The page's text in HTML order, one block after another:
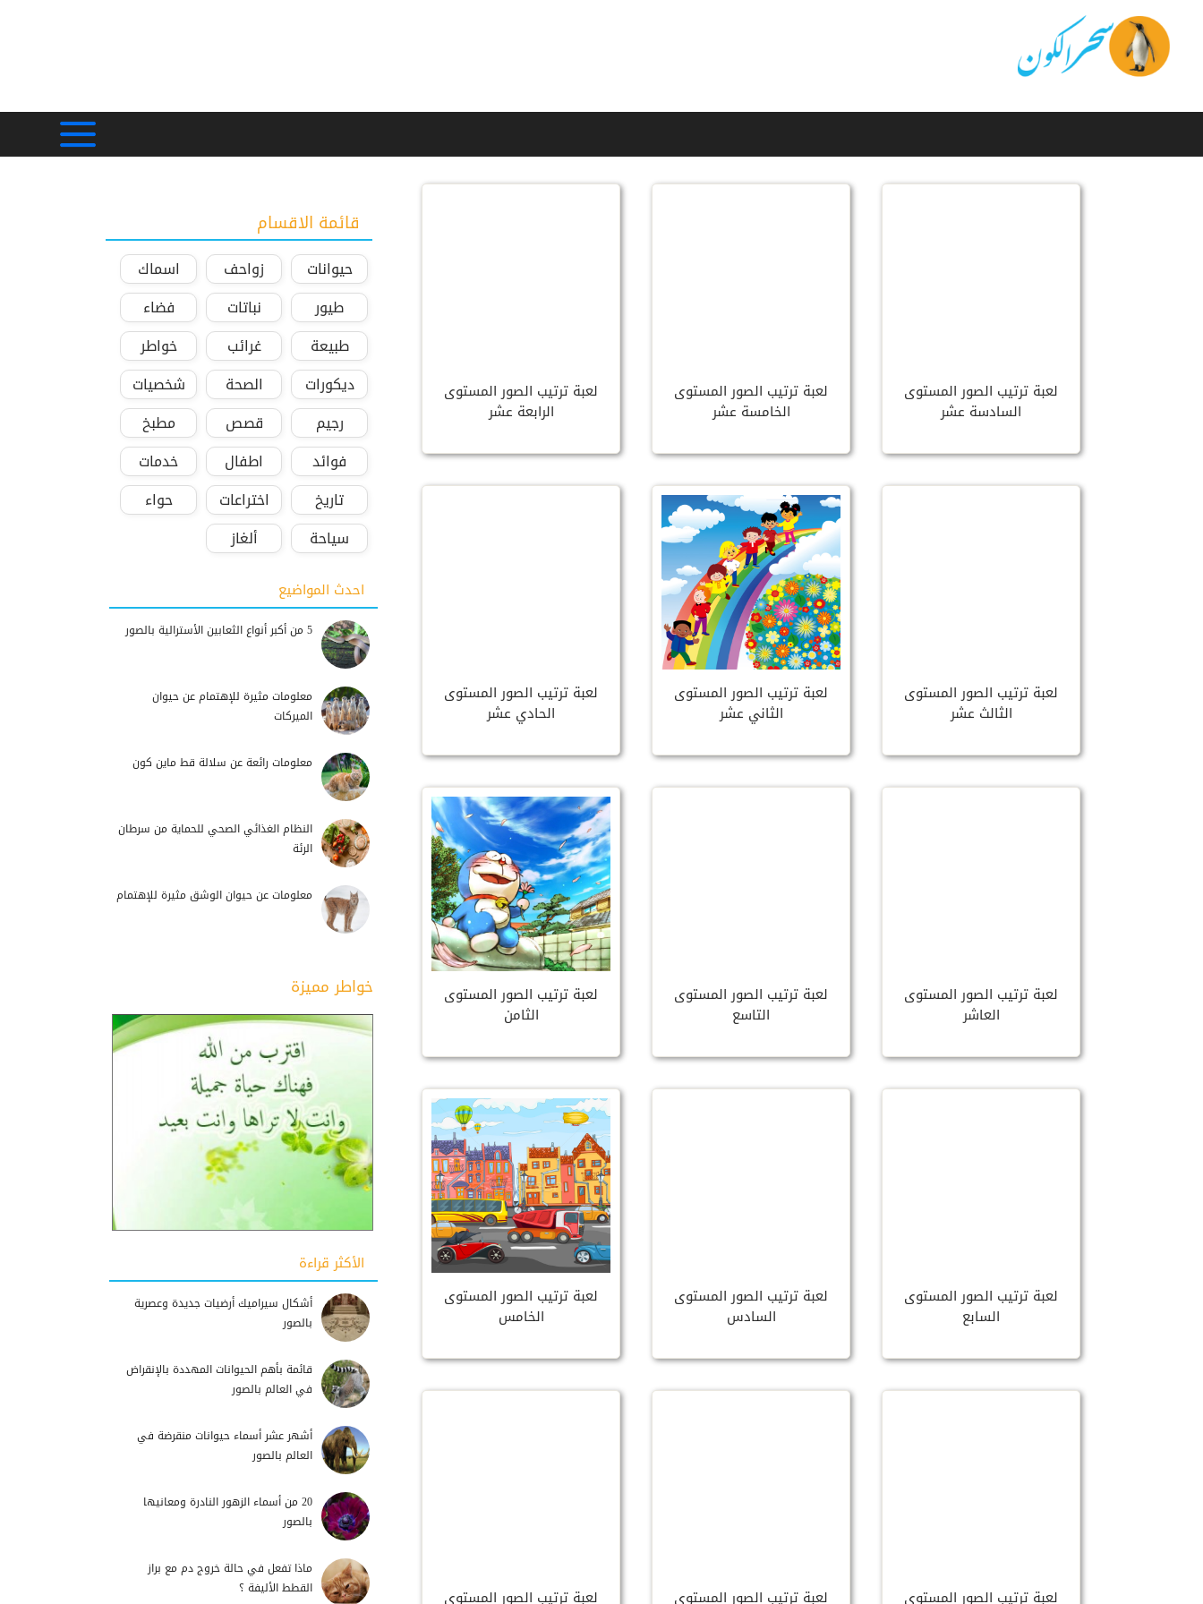
لعبة ترتيب الصور المستوى
السادسة عشر
لعبة ترتيب الصور المستوى
الخامسة عشر
لعبة ترتيب الصور المستوى
الرابعة عشر
لعبة ترتيب الصور المستوى
الثالث عشر
لعبة ترتيب الصور المستوى
الثاني عشر
لعبة ترتيب الصور المستوى
الحادي عشر
لعبة ترتيب الصور المستوى
العاشر
لعبة ترتيب الصور المستوى
التاسع
لعبة ترتيب الصور المستوى
الثامن
لعبة ترتيب الصور المستوى
السابع
لعبة ترتيب الصور المستوى
السادس
لعبة ترتيب الصور المستوى
الخامس
لعبة ترتيب الصور المستوى
لعبة ترتيب الصور المستوى
لعبة ترتيب الصور المستوى
قائمة الاقسام
حيوانات زواحف
اسماك
طيور
نباتات
فضاء
طبيعة
غرائب
خواطر
ديكورات
الصحة
شخصيات
رجيم
قصص
مطبخ
فوائد
اطفال
خدمات
تاريخ
اختراعات
حواء
سياحة
ألغاز
احدث المواضيع
5 من أكبر أنواع الثعابين الأسترالية بالصور
معلومات مثيرة للإهتمام عن حيوان
الميركات
معلومات رائعة عن سلالة قط ماين كون
النظام الغذائي الصحي للحماية من سرطان
الرئة
معلومات عن حيوان الوشق مثيرة للإهتمام
خواطر مميزة
الأكثر قراءة
أشكال سيراميك أرضيات جديدة وعصرية
بالصور
قائمة بأهم الحيوانات المهددة بالإنقراض
في العالم بالصور
أشهر عشر أسماء حيوانات منقرضة في
العالم بالصور
20 من أسماء الزهور النادرة ومعانيها
بالصور
ماذا تفعل في حالة خروج دم مع براز
القطط الأليفة ؟